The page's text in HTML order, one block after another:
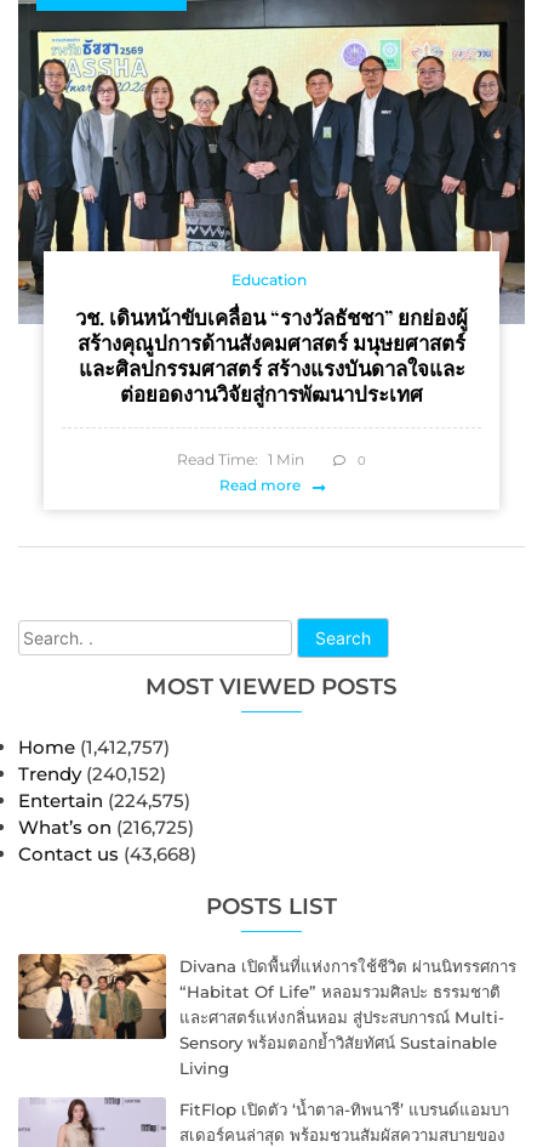
Search
MOST VIEWED POSTS
Home (1,412,757)
Trendy (240,152)
Entertain (224,575)
What’s on (216,725)
Contact us (43,668)
POSTS LIST
Divana เปิดพื้นที่แห่งการใช้ชีวิต ผ่านนิทรรศการ
“Habitat Of Life” หลอมรวมศิลปะ ธรรมชาติ
และศาสตร์แห่งกลิ่นหอม สู่ประสบการณ์ Multi-
Sensory พร้อมตอกย้ำวิสัยทัศน์ Sustainable
Living
FitFlop เปิดตัว ‘น้ำตาล-ทิพนารี’ แบรนด์แอมบา
สเดอร์คนล่าสุด พร้อมชวนสัมผัสความสบายของ
Education
วช. เดินหน้าขับเคลื่อน “รางวัลธัชชา” ยกย่องผู้
สร้างคุณูปการด้านสังคมศาสตร์ มนุษยศาสตร์
และศิลปกรรมศาสตร์ สร้างแรงบันดาลใจและ
ต่อยอดงานวิจัยสู่การพัฒนาประเทศ
Read Time: 1 Min 0
Read more